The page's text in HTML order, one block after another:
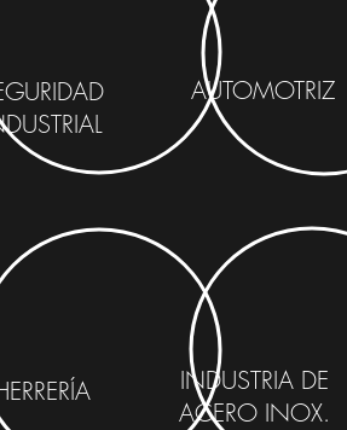
AUTOMOTRIZ
INDUSTRIA DE
ACERO INOX.